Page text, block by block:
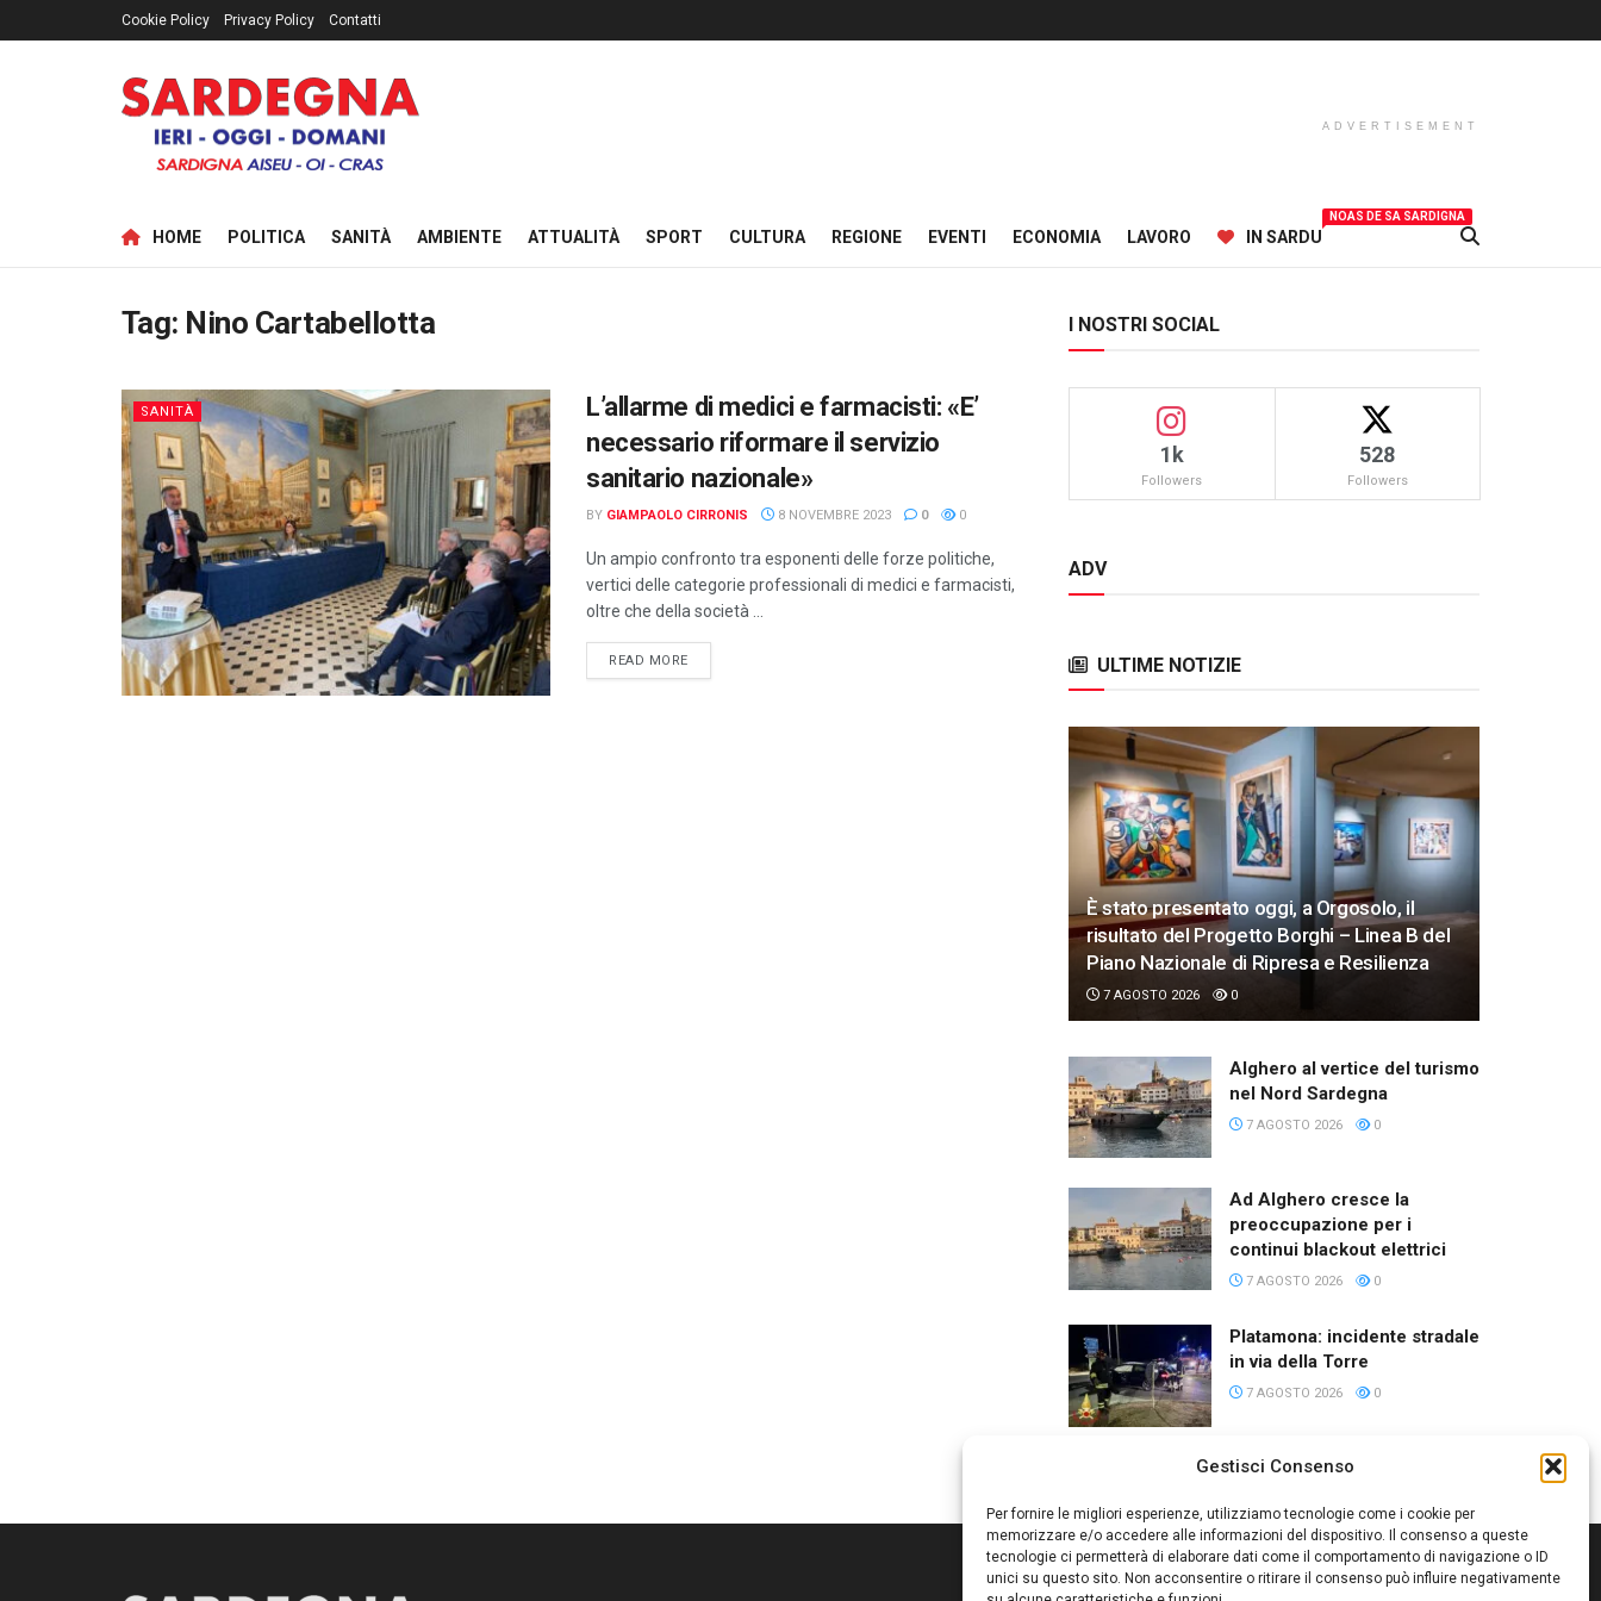
Gestisci Consenso
Per fornire le migliori esperienze, utilizziamo tecnologie come i cookie per
memorizzare e/o accedere alle informazioni del dispositivo. Il consenso a queste
tecnologie ci permetterà di elaborare dati come il comportamento di navigazione o ID
unici su questo sito. Non acconsentire o ritirare il consenso può influire negativamente
Cookie Policy Privacy Policy Contatti
ADVERTISEMENT
HOME POLITICA SANITÀ AMBIENTE ATTUALITÀ SPORT CULTURA REGIONE EVENTI ECONOMIA LAVORO IN SARDU
NOAS DE SA SARDIGNA
Tag: Nino Cartabellotta
SANITÀ
L’allarme di medici e farmacisti: «E’
necessario riformare il servizio
sanitario nazionale»
BY GIAMPAOLO CIRRONIS 8 NOVEMBRE 2023 0 0
Un ampio confronto tra esponenti delle forze politiche,
vertici delle categorie professionali di medici e farmacisti,
oltre che della società ...
READ MOREDETAILS
I NOSTRI SOCIAL
1k
Followers
528
Followers
ADV
ULTIME NOTIZIE
È stato presentato oggi, a Orgosolo, il
risultato del Progetto Borghi – Linea B del
Piano Nazionale di Ripresa e Resilienza
7 AGOSTO 2026 0
Alghero al vertice del turismo
nel Nord Sardegna
7 AGOSTO 2026 0
Ad Alghero cresce la
preoccupazione per i
continui blackout elettrici
7 AGOSTO 2026 0
Platamona: incidente stradale
in via della Torre
7 AGOSTO 2026 0